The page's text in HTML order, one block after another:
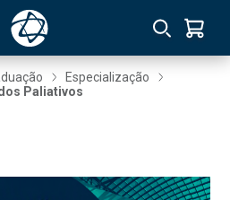
Especialização
Paliativos